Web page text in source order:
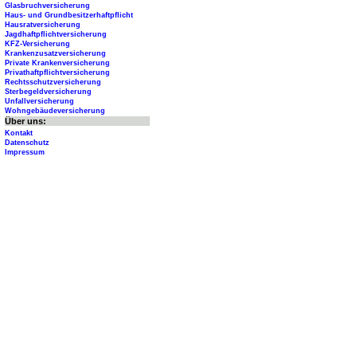
Glasbruchversicherung
Haus- und Grundbesitzerhaftpflicht
Hausratversicherung
Jagdhaftpflichtversicherung
KFZ-Versicherung
Krankenzusatzversicherung
Private Krankenversicherung
Privathaftpflichtversicherung
Rechtsschutzversicherung
Sterbegeldversicherung
Unfallversicherung
Wohngebäudeversicherung
Über uns:
Kontakt
Datenschutz
Impressum